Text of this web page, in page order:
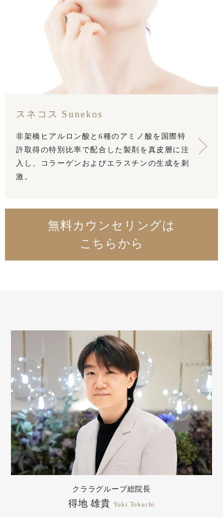
スネコス Sunekos
非架橋ヒアルロン酸と6種のアミノ酸を国際特
許取得の特別比率で配合した製剤を真皮層に注
入し、コラーゲンおよびエラスチンの生成を刺
激。
無料カウンセリングは
こちらから
クララグループ総院長
得地 雄貴 Yuki Tokuchi